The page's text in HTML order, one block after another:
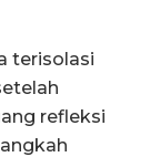
terisolasi
refleksi